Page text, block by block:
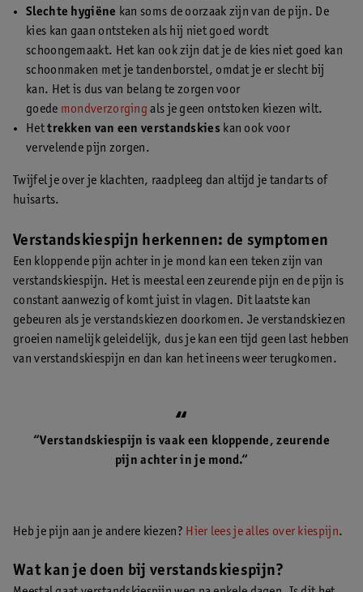
Slechte hygiëne kan soms de oorzaak zijn van de pijn. De
kies kan gaan ontsteken als hij niet goed wordt
schoongemaakt. Het kan ook zijn dat je de kies niet goed kan
schoonmaken met je tandenborstel, omdat je er slecht bij
kan. Het is dus van belang te zorgen voor
goede mondverzorging als je geen ontstoken kiezen wilt.
Hettrekken van een verstandskieskan ook voor
vervelende pijn zorgen.
Twijfel je over je klachten, raadpleeg dan altijd je tandarts of
huisarts.
​​​​​​​Verstandskiespijn herkennen: de symptomen
Een kloppende pijn achter in je mond kan een teken zijn van
verstandskiespijn. Het is meestal een zeurende pijn en de pijn is
constant aanwezig of komt juist in vlagen. Dit laatste kan
gebeuren als je verstandskiezen doorkomen. Je verstandskiezen
groeien namelijk geleidelijk, dus je kan een tijd geen last hebben
van verstandskiespijn en dan kan het ineens weer terugkomen.
“Verstandskiespijn is vaak een kloppende, zeurende
pijn achter in je mond.“
Heb je pijn aan je andere kiezen? Hier lees je alles over kiespijn.
Wat kan je doen bij verstandskiespijn?